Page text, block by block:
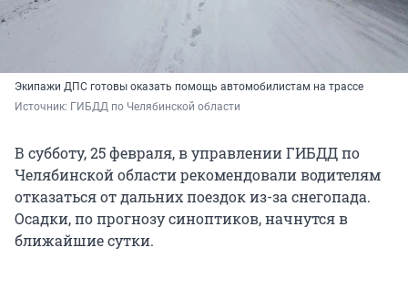
Экипажи ДПС готовы оказать помощь автомобилистам на трассе
Источник: ГИБДД по Челябинской области
В субботу, 25 февраля, в управлении ГИБДД по
Челябинской области рекомендовали водителям
отказаться от дальних поездок из-за снегопада.
Осадки, по прогнозу синоптиков, начнутся в
ближайшие сутки.